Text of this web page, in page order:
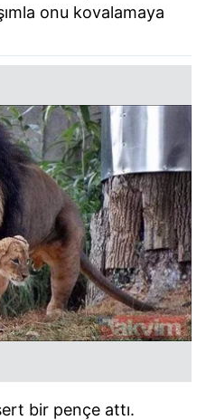
onu kovalamaya
bir pençe attı.